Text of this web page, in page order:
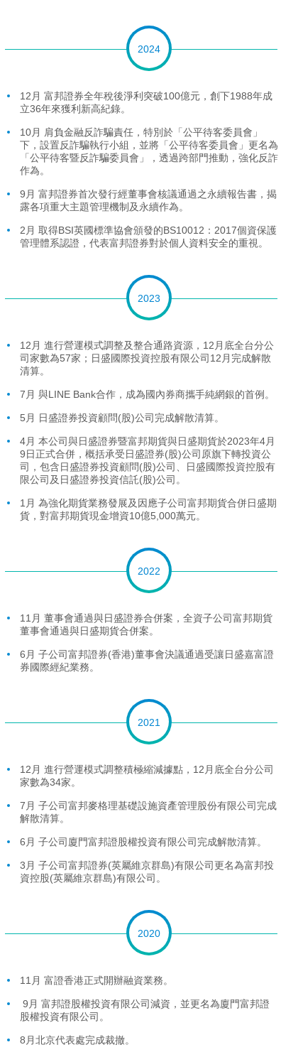
2024
12月 富邦證券全年稅後淨利突破100億元，創下1988年成
立36年來獲利新高紀錄。
10月 肩負金融反詐騙責任，特別於「公平待客委員會」
下，設置反詐騙執行小組，並將「公平待客委員會」更名為
「公平待客暨反詐騙委員會」，透過跨部門推動，強化反詐
作為。
9月 富邦證券首次發行經董事會核議通過之永續報告書，揭
露各項重大主題管理機制及永續作為。
2月 取得BSI英國標準協會頒發的BS10012：2017個資保護
管理體系認證，代表富邦證券對於個人資料安全的重視。
2023
12月 進行營運模式調整及整合通路資源，12月底全台分公
司家數為57家；日盛國際投資控股有限公司12月完成解散
清算。
7月 與LINE Bank合作，成為國內券商攜手純網銀的首例。
5月 日盛證券投資顧問(股)公司完成解散清算。
4月 本公司與日盛證券暨富邦期貨與日盛期貨於2023年4月
9日正式合併，概括承受日盛證券(股)公司原旗下轉投資公
司，包含日盛證券投資顧問(股)公司、日盛國際投資控股有
限公司及日盛證券投資信託(股)公司。
1月 為強化期貨業務發展及因應子公司富邦期貨合併日盛期
貨，對富邦期貨現金增資10億5,000萬元。
2022
11月 董事會通過與日盛證券合併案，全資子公司富邦期貨
董事會通過與日盛期貨合併案。
6月 子公司富邦證券(香港)董事會決議通過受讓日盛嘉富證
券國際經紀業務。
2021
12月 進行營運模式調整積極縮減據點，12月底全台分公司
家數為34家。
7月 子公司富邦麥格理基礎設施資產管理股份有限公司完成
解散清算。
6月 子公司廈門富邦證股權投資有限公司完成解散清算。
3月 子公司富邦證券(英屬維京群島)有限公司更名為富邦投
資控股(英屬維京群島)有限公司。
2020
11月 富證香港正式開辦融資業務。
9月 富邦證股權投資有限公司減資，並更名為廈門富邦證
股權投資有限公司。
8月北京代表處完成裁撤。